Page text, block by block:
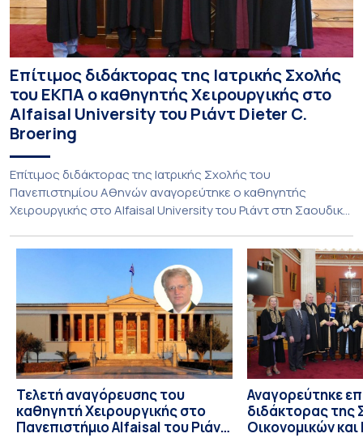
Επίτιμος διδάκτορας της Ιατρικής Σχολής
του ΕΚΠΑ ο καθηγητής Χειρουργικής στο
Alfaisal University του Ριάντ Dieter C.
Broering
Επίτιμος διδάκτορας της Ιατρικής Σχολής του
Πανεπιστημίου Αθηνών αναγορεύτηκε ο καθηγητής
Χειρουργικής στο Alfaisal University του Ριάντ στη Σαουδική
πραγματοποιήθηκε στη Μεγάλη Αίθουσα του Εθνικού και
Καποδιστριακού Πανεπιστημίου Αθηνών την Τρίτη 21
Ιουλίου. Την προσφώνηση έκανε ο Πρύτανης του Εθνικού
και Καποδιστριακού Πανεπιστημίου Αθηνών,
Καθηγητής Γεράσιμος Σιάσος. Την παρουσίαση […]
Τελετή αναγόρευσης του
καθηγητή Χειρουργικής στο
Πανεπιστήμιο Alfaisal του Ριάντ,
Αναγορεύτηκε
διδάκτορας της
Οικονομικών και